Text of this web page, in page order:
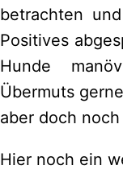
betrachten
Positives
Hunde
Übermuts
aber doch
Hier noch ein